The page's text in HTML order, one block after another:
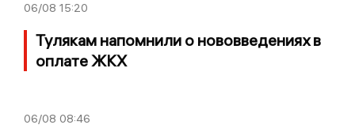
06/08 15:20
Тулякам напомнили о нововведениях в
оплате ЖКХ
06/08 08:46